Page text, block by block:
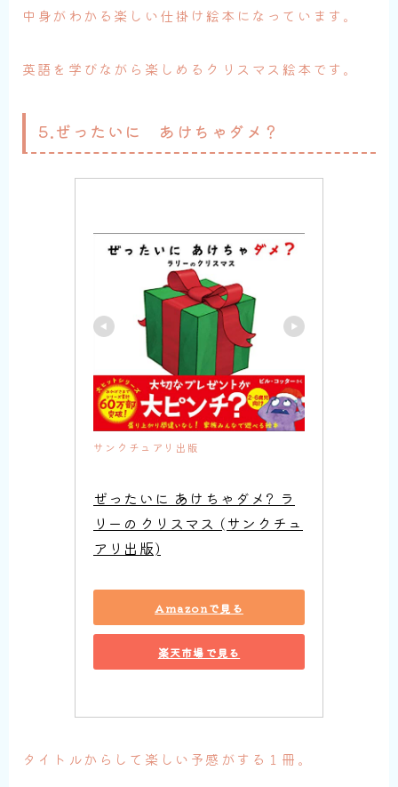
中身がわかる楽しい仕掛け絵本になっています。
英語を学びながら楽しめるクリスマス絵本です。
5.ぜったいに あけちゃダメ？
サンクチュアリ出版
ぜったいに あけちゃダメ? ラ
リーのクリスマス (サンクチュ
アリ出版)
Amazonで見る
楽天市場で見る
タイトルからして楽しい予感がする１冊。